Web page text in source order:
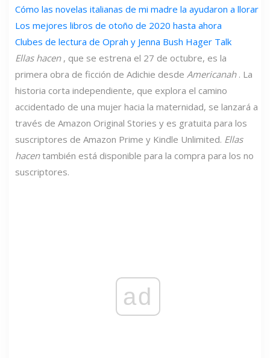
Cómo las novelas italianas de mi madre la ayudaron a llorar
Los mejores libros de otoño de 2020 hasta ahora
Clubes de lectura de Oprah y Jenna Bush Hager Talk
Ellas hacen, que se estrena el 27 de octubre, es la
primera obra de ficción de Adichie desde Americanah. La
historia corta independiente, que explora el camino
accidentado de una mujer hacia la maternidad, se lanzará a
través de Amazon Original Stories y es gratuita para los
suscriptores de Amazon Prime y Kindle Unlimited. Ellas
hacentambién está disponible para la compra para los no
suscriptores.
ad